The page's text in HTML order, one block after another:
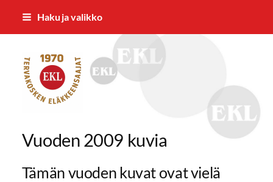
Siirry
Haku ja valikko
Tervakosken Eläkkeensaajat ry
Vuoden 2009 kuvia
Tämän vuoden kuvat ovat vielä